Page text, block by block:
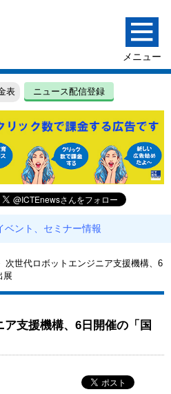
表 ニュース配信登録
ベント、セミナー情報
次世代ロボットエンジニア支援機構、6
展
支援機構、6日開催の「国